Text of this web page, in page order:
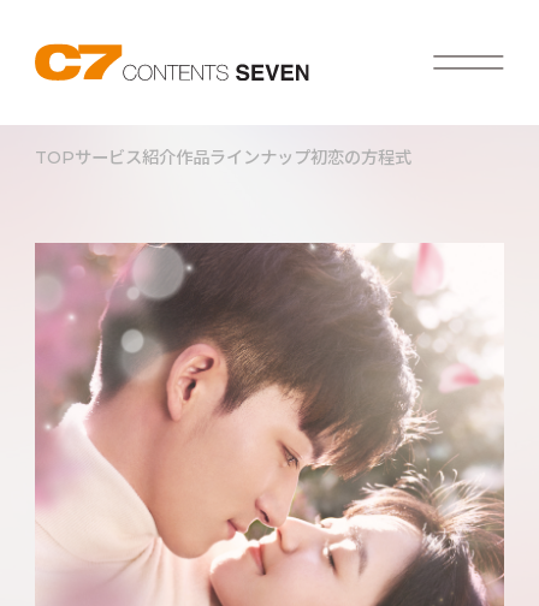
TOPサービス紹介作品ラインナップ初恋の方程式